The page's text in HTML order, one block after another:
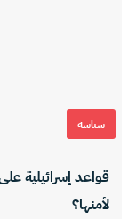
سياسة
قواعد إسرائيلية
لأمنها؟